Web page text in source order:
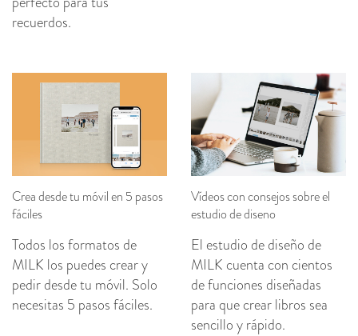
recuerdos.
Crea desde tu móvil en 5 pasos
fáciles
Todos los formatos de
MILK los puedes crear y
pedir desde tu móvil. Solo
necesitas 5 pasos fáciles.
Vídeos con consejos sobre el
estudio de diseno
El estudio de diseño de
MILK cuenta con cientos
de funciones diseñadas
para que crear libros sea
sencillo y rápido.